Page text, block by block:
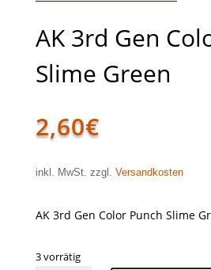
AK 3rd Gen
Slime Green
2,60€
inkl. MwSt. zzgl. Versandkosten
AK 3rd Gen Color Punch Slime
3 vorrätig